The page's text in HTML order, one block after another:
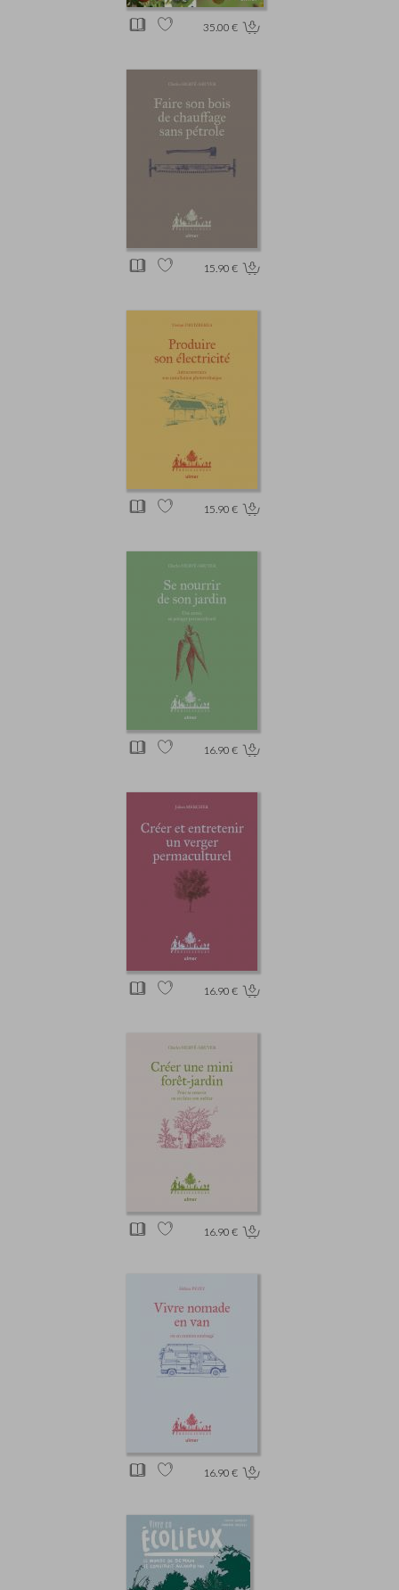
35.00 €
15.90 €
15.90 €
16.90 €
16.90 €
16.90 €
16.90 €